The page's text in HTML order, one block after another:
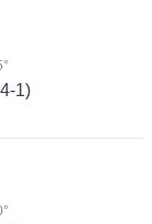
1)